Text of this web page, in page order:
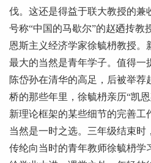
伐。这还是得益于联大教授的兼
号称“中国的马歇尔”的赵廼抟教
恩斯主义经济学家徐毓枬教授。
最大的当然是青年学子。值得一
陈岱孙在清华的高足，后被举荐
桥的那些年里， 徐毓枬亲历“凯
新理论框架的某些细节的完善工
当然是一时之选。三年级结束时
传纶向当时的青年教师徐毓枬学